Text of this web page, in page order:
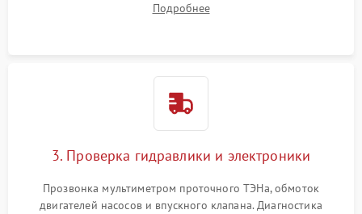
циркуляционному насосу, ТЭНу и сливной помпе.
Подробнее
3. Проверка гидравлики и электроники
Прозвонка мультиметром проточного ТЭНа, обмоток
двигателей насосов и впускного клапана. Диагностика